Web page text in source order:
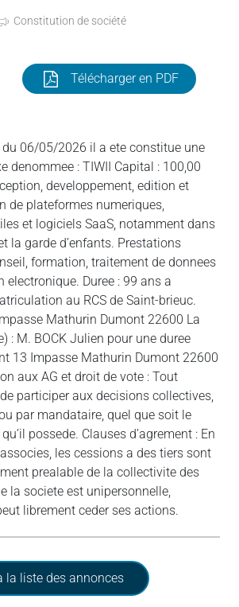
Constitution de société
Télécharger en PDF
du 06/05/2026 il a ete constitue une
denommee : TIWII Capital : 100,00
developpement, edition et
de plateformes numeriques,
et logiciels SaaS, notamment dans
la garde d’enfants. Prestations
formation, traitement de donnees
electronique. Duree : 99 ans a
au RCS de Saint-brieuc.
Mathurin Dumont 22600 La
: M. BOCK Julien pour une duree
13 Impasse Mathurin Dumont 22600
aux AG et droit de vote : Tout
participer aux decisions collectives,
par mandataire, quel que soit le
possede. Clauses d’agrement : En
les cessions a des tiers sont
prealable de la collectivite des
la societe est unipersonnelle,
librement ceder ses actions.
la liste des annonces